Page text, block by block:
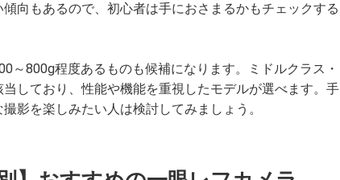
向もあるので、初心者は手におさまるかもチェックする
～800g程度あるものも候補になります。ミドルクラス・
しており、性能や機能を重視したモデルが選べます。手
影を楽しみたい人は検討してみましょう。